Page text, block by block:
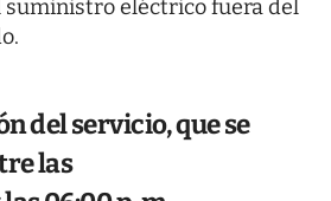
suministro eléctrico fuera del
del servicio, que se
las